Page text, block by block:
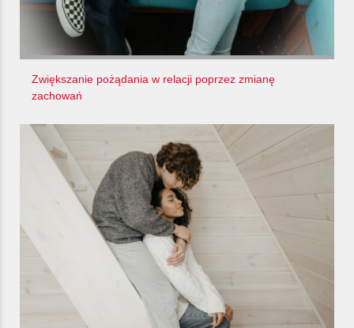
Zwiększanie pożądania w relacji poprzez zmianę
zachowań